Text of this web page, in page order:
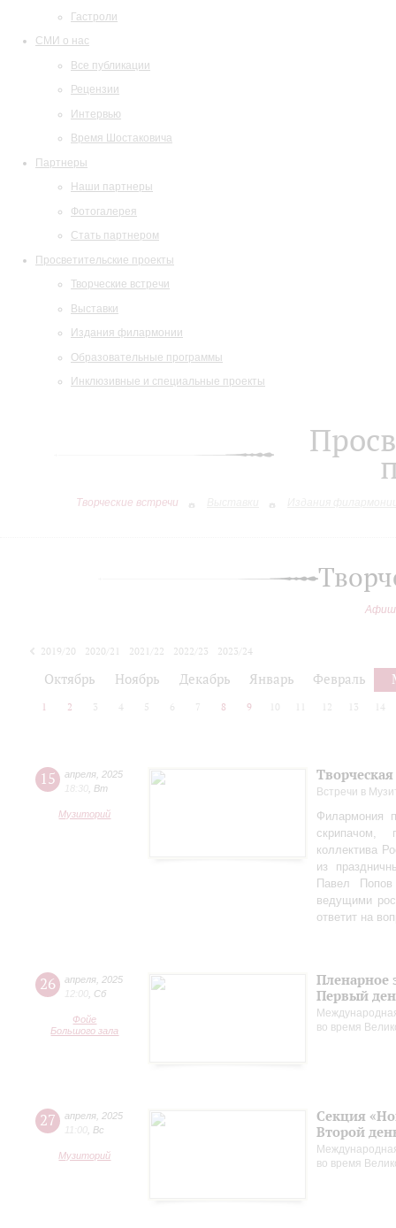
Гастроли
СМИ о нас
Все публикации
Рецензии
Интервью
Время Шостаковича
Партнеры
Наши партнеры
Фотогалерея
Стать партнером
Просветительские проекты
Творческие встречи
Выставки
Издания филармонии
Образовательные программы
Инклюзивные и специальные проекты
Творческие встречи
2019/20 2020/21 2021/22 2022/23
2023/24
Октябрь Ноябрь Декабрь Январь Февраль
1 2 3 4 5 6 7 8 9 10 12 13 14
15 апреля 2025
18:30 Вт
Музиторий
Встречи в
Филармония
скрипачом,
коллектива
из
Павел
ведущими
ответит на
26 апреля 2025
12:00 Сб
Фойе
Большого зала
Пленарное
Первый
во время
27 апреля 2025
11:00 Вс
Музиторий
Секция
Второй
во время